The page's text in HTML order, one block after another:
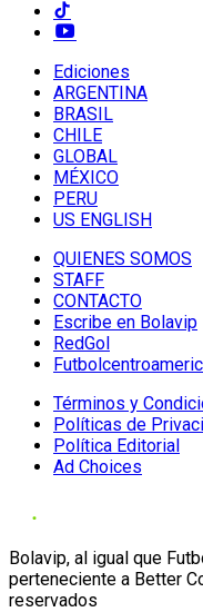
Ediciones
ARGENTINA
BRASIL
CHILE
GLOBAL
MÉXICO
PERU
US ENGLISH
QUIENES SOMOS
STAFF
CONTACTO
Escribe en Bolavip
RedGol
Términos y
Políticas de
Política Editorial
Ad Choices
Bolavip, al igual que
perteneciente a Better
reservados